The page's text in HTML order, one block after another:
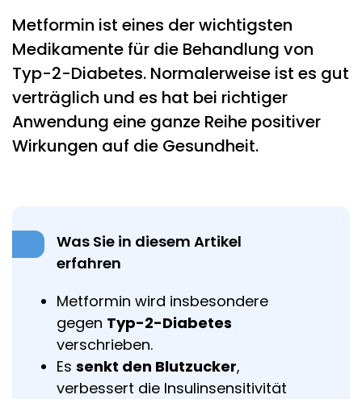
Metformin ist eines der wichtigsten
Medikamente für die Behandlung von
Typ-2-Diabetes. Normalerweise ist es gut
verträglich und es hat bei richtiger
Anwendung eine ganze Reihe positiver
Wirkungen auf die Gesundheit.
Was Sie in diesem Artikel
erfahren
Metformin wird insbesondere
gegen Typ-2-Diabetes
verschrieben.
Es senkt den Blutzucker,
verbessert die Insulinsensitivität